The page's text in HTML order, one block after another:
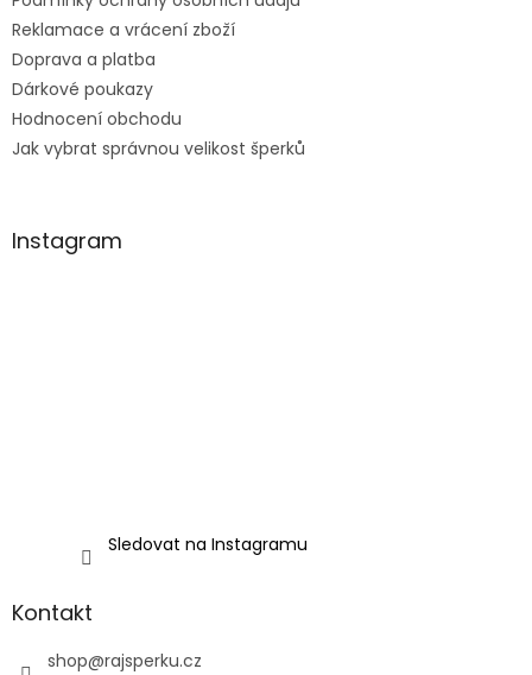
Reklamace a vrácení zboží
Doprava a platba
Dárkové poukazy
Hodnocení obchodu
Jak vybrat správnou velikost šperků
Instagram
Sledovat na Instagramu
Kontakt
shop@rajsperku.cz